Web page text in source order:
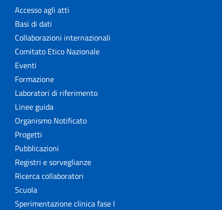
Accesso agli atti
Basi di dati
Collaborazioni internazionali
Comitato Etico Nazionale
Eventi
Formazione
Laboratori di riferimento
Linee guida
Organismo Notificato
Progetti
Pubblicazioni
Registri e sorveglianze
Ricerca collaboratori
Scuola
Sperimentazione clinica fase I